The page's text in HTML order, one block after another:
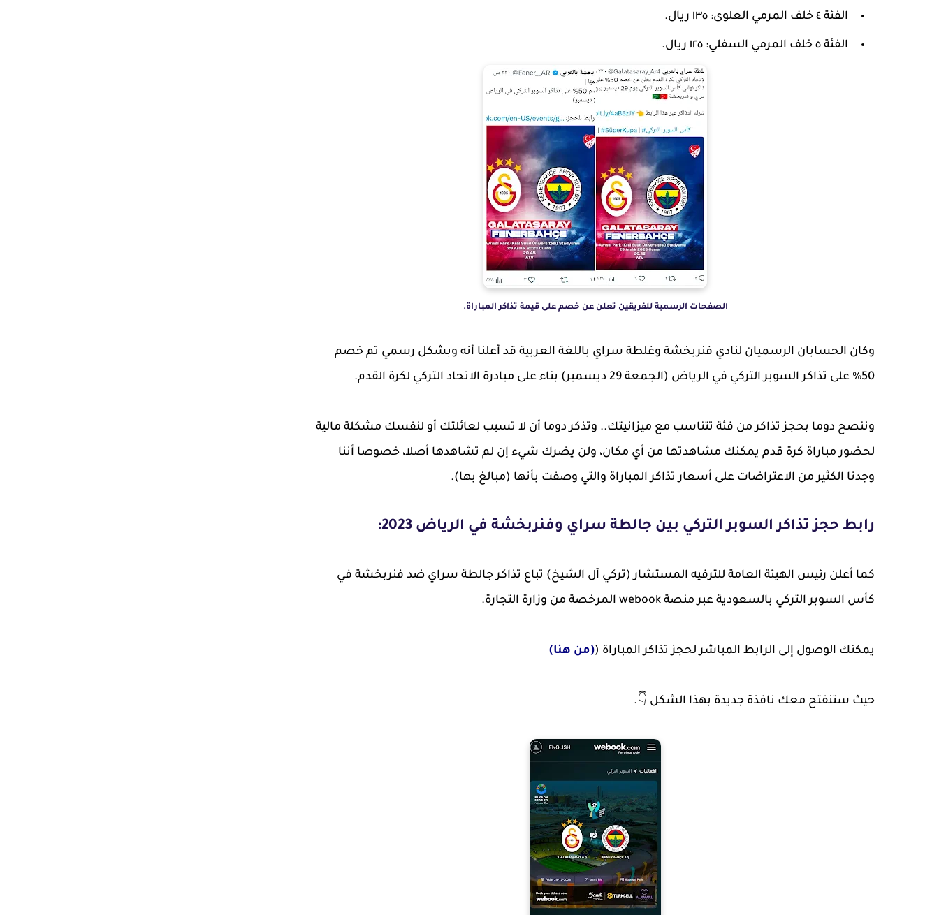
الفئة ٤ خلف المرمي العلوى: ١٣٥ ريال.
الفئة ٥ خلف المرمي السفلي: ١٢٥ ريال.
الصفحات الرسمية للفريقين تعلن عن خصم على قيمة تذاكر المباراة.
وكان الحسابان الرسميان لنادي فنربخشة وغلطة سراي باللغة العربية قد أعلنا أنه وبشكل رسمي تم خصم
50% على تذاكر السوبر التركي في الرياض (الجمعة 29 ديسمبر) بناء على مبادرة الاتحاد التركي لكرة القدم.
وننصح دوما بحجز تذاكر من فئة تتناسب مع ميزانيتك.. وتذكر دوما أن لا تسبب لعائلتك أو لنفسك مشكلة مالية
لحضور مباراة كرة قدم يمكنك مشاهدتها من أي مكان، ولن يضرك شيء إن لم تشاهدها أصلا، خصوصا أننا
وجدنا الكثير من الاعتراضات على أسعار تذاكر المباراة والتي وصفت بأنها (مبالغ بها).
رابط حجز تذاكر السوبر التركي بين جالطة سراي وفنربخشة في الرياض 2023:
كما أعلن رئيس الهيئة العامة للترفيه المستشار (تركي آل الشيخ) تباع تذاكر جالطة سراي ضد فنربخشة في
كأس السوبر التركي بالسعودية عبر منصة webook المرخصة من وزارة التجارة.
يمكنك الوصول إلى الرابط المباشر لحجز تذاكر المباراة ((من هنا)
حيث ستنفتح معك نافذة جديدة بهذا الشكل 👇.